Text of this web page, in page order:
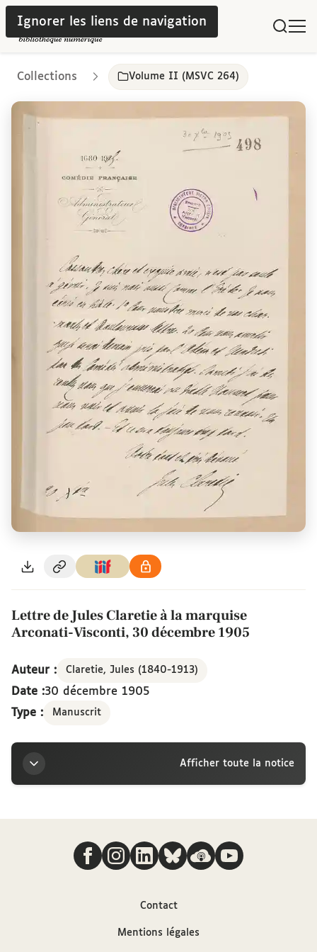
Ignorer les liens de navigation
Collections Volume II (MSVC 264)
Lettre de Jules Claretie à la marquise
Arconati-Visconti, 30 décembre 1905
Auteur : Claretie, Jules (1840-1913)
Date :30 décembre 1905
Type :
Manuscrit
Afficher toute la notice
Titre
Lettre de Jules Claretie à la marquise Arconati-
Visconti, 30 décembre 1905
Nous suivre
Contact
Mentions légales